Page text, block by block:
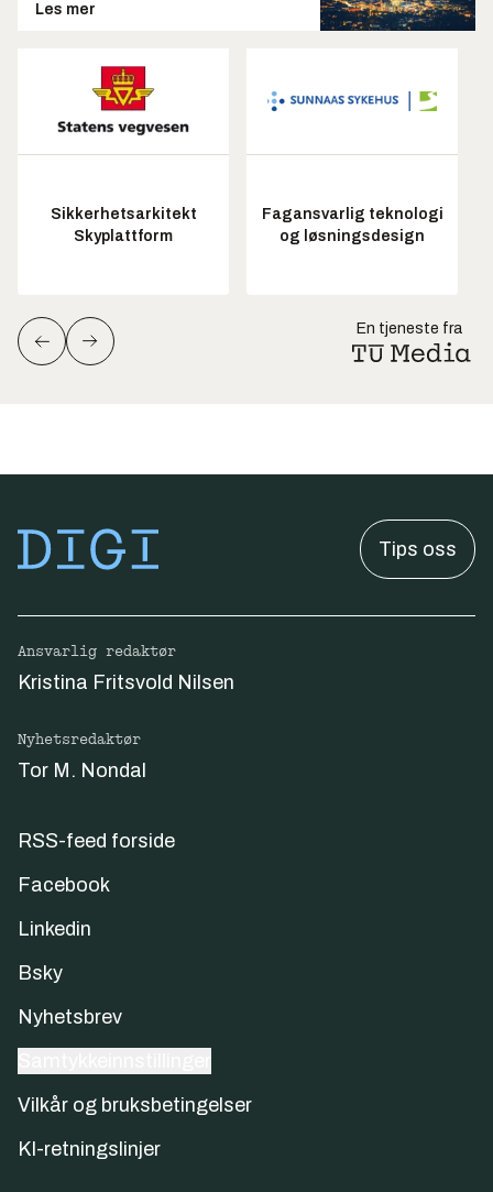
Les mer
Sikkerhetsarkitekt
Skyplattform
Fagansvarlig teknologi
og løsningsdesign
En tjeneste fra
Tips oss
Ansvarlig redaktør
Kristina Fritsvold Nilsen
Nyhetsredaktør
Tor M. Nondal
RSS-feed forside
Facebook
Linkedin
Bsky
Nyhetsbrev
Vilkår og bruksbetingelser
KI-retningslinjer